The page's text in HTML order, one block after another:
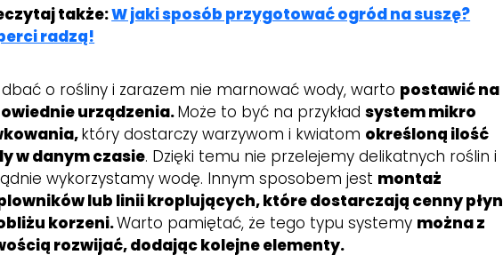
także:W jaki sposób przygotować ogród na suszę?
radzą!
o rośliny i zarazem nie marnować wody, warto postawić na
urządzenia.Może to być na przykładsystem mikro
który dostarczy warzywom i kwiatom określoną ilość
w danym czasie. Dzięki temu nie przelejemy delikatnych roślin i
wykorzystamy wodę. Innym sposobem jest montaż
lub linii kroplujących, które dostarczają cenny płyn
korzeni.Warto pamiętać, że tego typu systemy można z
rozwijać, dodając kolejne elementy.